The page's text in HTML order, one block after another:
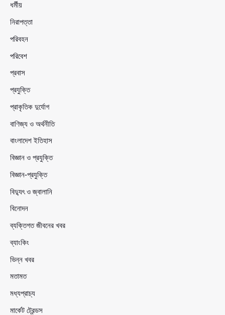
ধর্মীয়
নিরাপত্তা
পরিবহন
পরিবেশ
প্রবাস
প্রযুক্তি
প্রাকৃতিক দুর্যোগ
বাণিজ্য ও অর্থনীতি
বাংলাদেশ ইতিহাস
বিজ্ঞান ও প্রযুক্তি
বিজ্ঞান-প্রযুক্তি
বিদ্যুৎ ও জ্বালানি
বিনোদন
ব্যক্তিগত জীবনের খবর
ব্যাংকিং
ভিন্ন খবর
মতামত
মধ্যপ্রাচ্য
মার্কেট ট্রেন্ডস